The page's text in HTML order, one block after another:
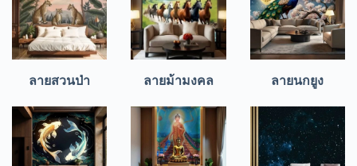
ลายสวนป่า ลายม้ามงคล ลายนกยูง